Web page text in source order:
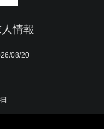
情報
08/20